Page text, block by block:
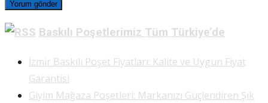
Baskılı Poşetlerimiz Tüm Türkiye’de
İzmir Baskılı Poşet Fiyatları: Kalite ve Uygun Fiyat
Garantisi
Giyim Mağaza Poşetleri: Markanızı Güçlendiren Şık